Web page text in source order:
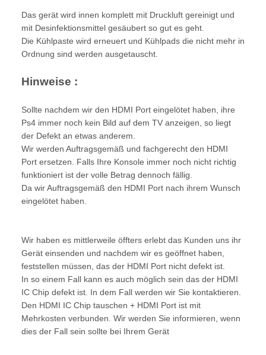
Das gerät wird innen komplett mit Druckluft gereinigt und
mit Desinfektionsmittel gesäubert so gut es geht.
Die Kühlpaste wird erneuert und Kühlpads die nicht mehr in
Ordnung sind werden ausgetauscht.
Hinweise :
Sollte nachdem wir den HDMI Port eingelötet haben, ihre
Ps4 immer noch kein Bild auf dem TV anzeigen, so liegt
der Defekt an etwas anderem.
Wir werden Auftragsgemäß und fachgerecht den HDMI
Port ersetzen. Falls Ihre Konsole immer noch nicht richtig
funktioniert ist der volle Betrag dennoch fällig.
Da wir Auftragsgemäß den HDMI Port nach ihrem Wunsch
eingelötet haben.
Wir haben es mittlerweile öffters erlebt das Kunden uns ihr
Gerät einsenden und nachdem wir es geöffnet haben,
feststellen müssen, das der HDMI Port nicht defekt ist.
In so einem Fall kann es auch möglich sein das der HDMI
IC Chip defekt ist. In dem Fall werden wir Sie kontaktieren.
Den HDMI IC Chip tauschen + HDMI Port ist mit
Mehrkosten verbunden. Wir werden Sie informieren, wenn
dies der Fall sein sollte bei Ihrem Gerät